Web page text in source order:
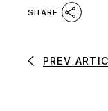
SHARE
PREV